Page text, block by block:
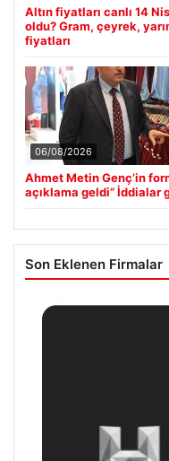
Altın fiyatları canlı 14
oldu? Gram, çeyrek,
fiyatları
06/08/2026
Ahmet Metin Genç’in
açıklama geldi” İddialar
Son Eklenen Firmalar